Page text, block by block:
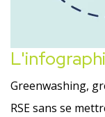
Greenwashing,
RSE sans se